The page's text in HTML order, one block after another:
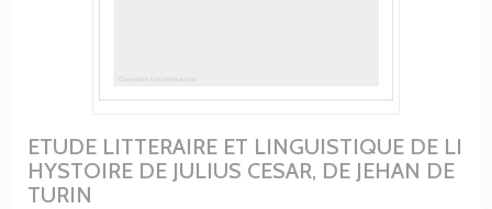
ETUDE LITTERAIRE ET LINGUISTIQUE DE LI
HYSTOIRE DE JULIUS CESAR, DE JEHAN DE
TURIN